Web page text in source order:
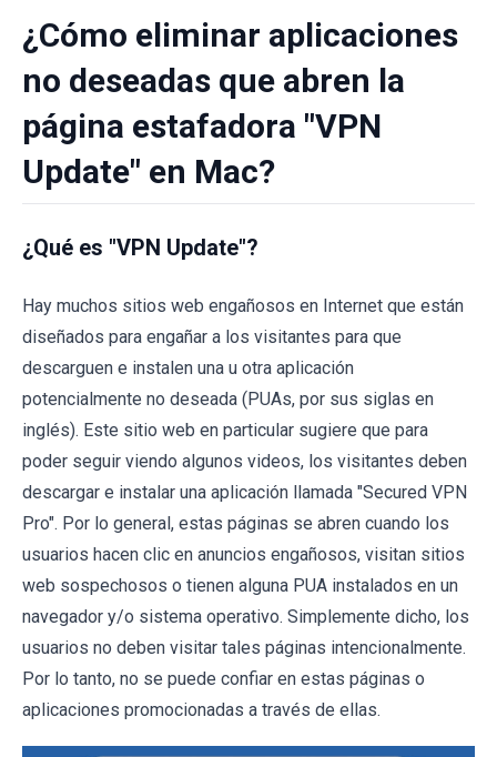
¿Cómo eliminar aplicaciones
no deseadas que abren la
página estafadora "VPN
Update" en Mac?
¿Qué es "VPN Update"?
Hay muchos sitios web engañosos en Internet que están
diseñados para engañar a los visitantes para que
descarguen e instalen una u otra aplicación
potencialmente no deseada (PUAs, por sus siglas en
inglés). Este sitio web en particular sugiere que para
poder seguir viendo algunos videos, los visitantes deben
descargar e instalar una aplicación llamada "Secured VPN
Pro". Por lo general, estas páginas se abren cuando los
usuarios hacen clic en anuncios engañosos, visitan sitios
web sospechosos o tienen alguna PUA instalados en un
navegador y/o sistema operativo. Simplemente dicho, los
usuarios no deben visitar tales páginas intencionalmente.
Por lo tanto, no se puede confiar en estas páginas o
aplicaciones promocionadas a través de ellas.